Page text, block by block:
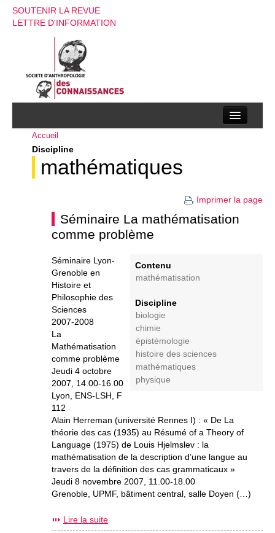
SOUTENIR LA REVUE
LETTRE D'INFORMATION
La société d’anthropologie des connaissances
Instructions aux auteurs
Evenements
Accueil
Discipline
mathématiques
Imprimer la page
Séminaire La mathématisation
comme problème
Contenu
mathématisation
Discipline
biologie
chimie
épistémologie
histoire des sciences
mathématiques
physique
Séminaire Lyon-
Grenoble en
Histoire et
Philosophie des
Sciences
2007-2008
La
Mathématisation
comme problème
Jeudi 4 octobre
2007, 14.00-16.00
Lyon, ENS-LSH, F
112
Alain Herreman (université Rennes I) : « De La
théorie des cas (1935) au Résumé of a Theory of
Language (1975) de Louis Hjelmslev : la
mathématisation de la description d’une langue au
travers de la définition des cas grammaticaux »
Jeudi 8 novembre 2007, 11.00-18.00
Grenoble, UPMF, bâtiment central, salle Doyen (…)
Lire la suite